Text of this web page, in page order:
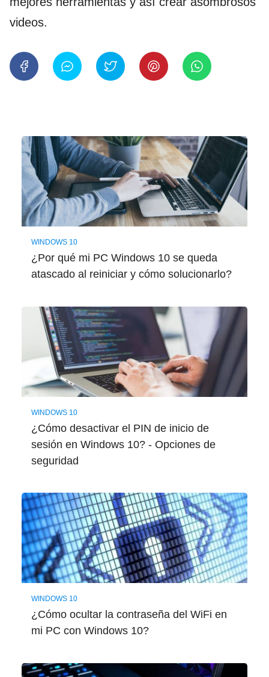
videos.
WINDOWS 10
¿Por qué mi PC Windows 10 se queda
atascado al reiniciar y cómo solucionarlo?
WINDOWS 10
¿Cómo desactivar el PIN de inicio de
sesión en Windows 10? - Opciones de
seguridad
WINDOWS 10
¿Cómo ocultar la contraseña del WiFi en
mi PC con Windows 10?